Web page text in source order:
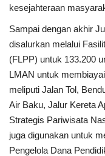
kesejahteraan
Sampai dengan akhir
disalurkan melalui
(FLPP) untuk 133.200
LMAN untuk
meliputi Jalan Tol,
Air Baku, Jalur Kereta
Strategis Pariwisata
juga digunakan untuk
Pengelola Dana